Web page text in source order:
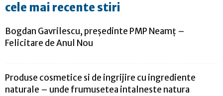
cele mai recente stiri
Bogdan Gavrilescu, președinte PMP Neamț –
Felicitare de Anul Nou
Produse cosmetice si de ingrijire cu ingrediente
naturale – unde frumusetea intalneste natura